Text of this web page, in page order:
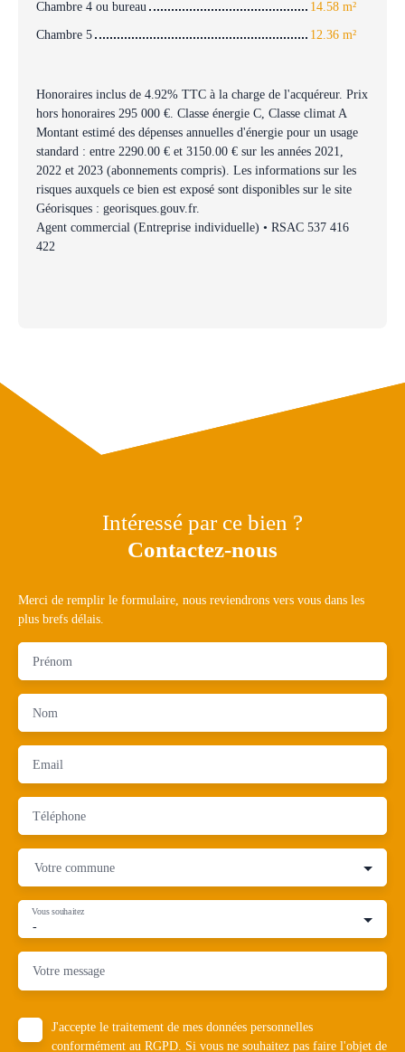
Chambre 4 ou bureau
14.58 m²
Chambre 5
12.36 m²
Honoraires inclus de 4.92% TTC à la charge de l'acquéreur. Prix
hors honoraires 295 000 €. Classe énergie C, Classe climat A
Montant estimé des dépenses annuelles d'énergie pour un usage
standard : entre 2290.00 € et 3150.00 € sur les années 2021,
2022 et 2023 (abonnements compris). Les informations sur les
risques auxquels ce bien est exposé sont disponibles sur le site
Géorisques : georisques.gouv.fr.
Agent commercial (Entreprise individuelle) • RSAC 537 416
422
Intéressé par ce bien ?
Contactez-nous
Merci de remplir le formulaire, nous reviendrons vers vous dans les
plus brefs délais.
Prénom
Nom
Email
Téléphone
Votre commune
-
Vous souhaitez
Votre message
J'accepte le traitement de mes données personnelles
conformément au RGPD. Si vous ne souhaitez pas faire l'objet de